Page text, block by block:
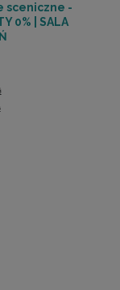
sceniczne -
0% | SALA